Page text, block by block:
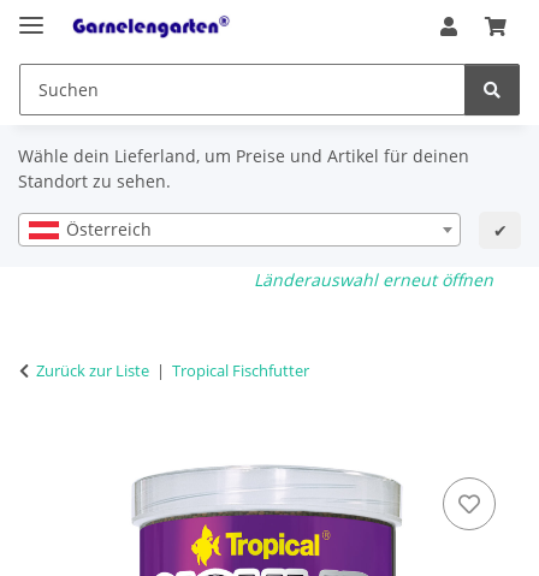
Wähle dein Lieferland, um Preise und Artikel für deinen
Standort zu sehen.
Österreich ✔
Länderauswahl erneut öffnen
Zurück zur Liste Tropical Fischfutter